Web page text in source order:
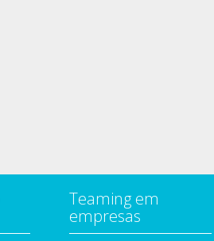
Teaming em
empresas